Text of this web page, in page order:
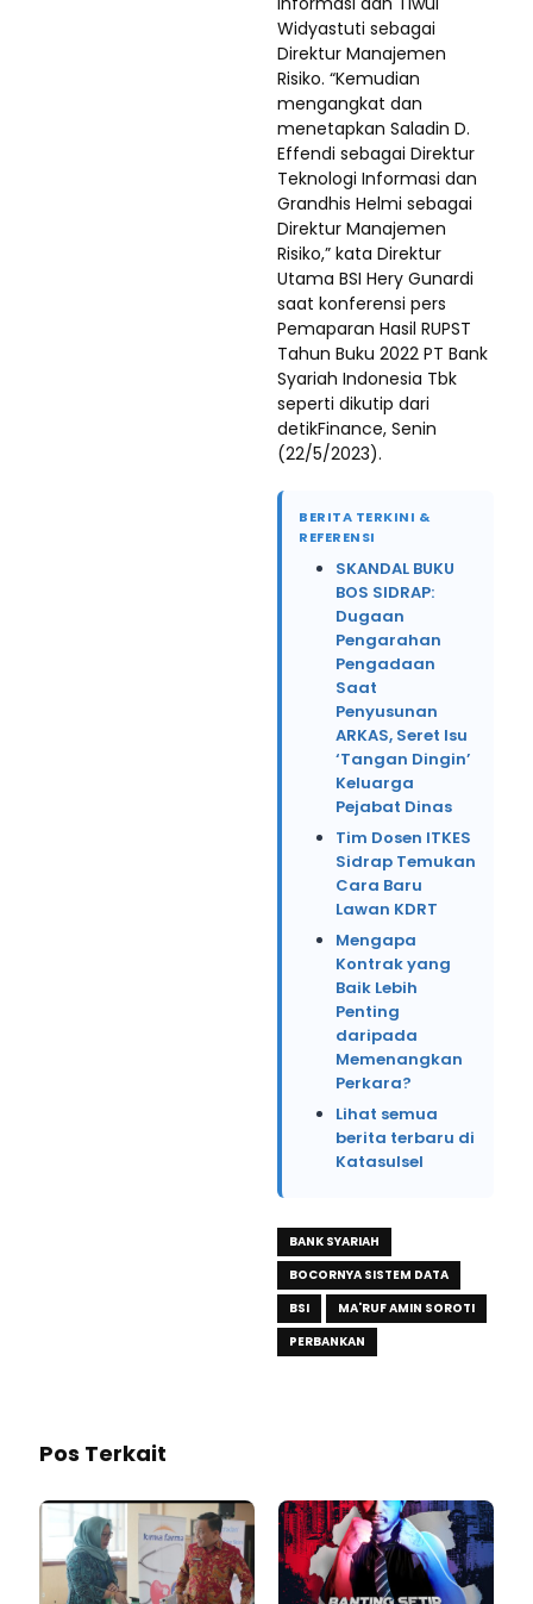
Widyastuti sebagai
Direktur Manajemen
Risiko. “Kemudian
mengangkat dan
menetapkan Saladin D.
Effendi sebagai Direktur
Teknologi Informasi dan
Grandhis Helmi sebagai
Direktur Manajemen
Risiko,” kata Direktur
Utama BSI Hery Gunardi
saat konferensi pers
Pemaparan Hasil RUPST
Tahun Buku 2022 PT Bank
Syariah Indonesia Tbk
seperti dikutip dari
detikFinance, Senin
(22/5/2023).
BERITA TERKINI &
REFERENSI
SKANDAL BUKU
BOS SIDRAP:
Dugaan
Pengarahan
Pengadaan
Saat
Penyusunan
ARKAS, Seret Isu
‘Tangan Dingin’
Keluarga
Pejabat Dinas
Tim Dosen ITKES
Sidrap Temukan
Cara Baru
Lawan KDRT
Mengapa
Kontrak yang
Baik Lebih
Penting
daripada
Memenangkan
Perkara?
Lihat semua
berita terbaru di
Katasulsel
BANK SYARIAH
BOCORNYA SISTEM DATA
BSI
MA'RUF AMIN SOROTI
PERBANKAN
Pos Terkait